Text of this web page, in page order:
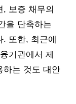
보증 채무의
을 단축하는
또한, 최근에
기관에서 제
하는 것도 대안